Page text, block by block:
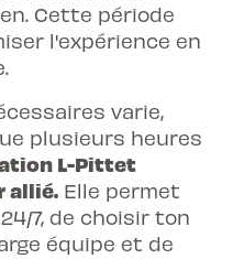
Cette période
l'expérience en
varie,
plusieurs heures
L-Pittet
allié. Elle permet
7, de choisir ton
équipe et de